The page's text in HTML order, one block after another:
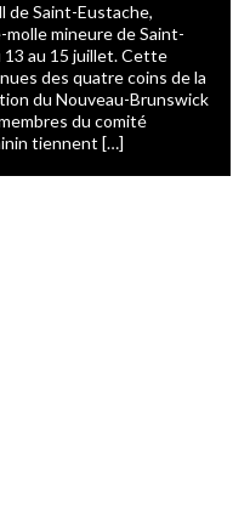
de Saint-Eustache,
molle mineure de Saint-
13 au 15 juillet. Cette
des quatre coins de la
du Nouveau-Brunswick
du comité
tiennent […]